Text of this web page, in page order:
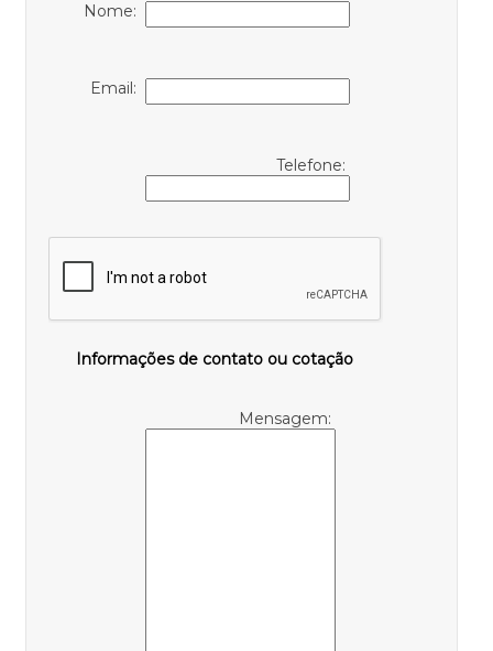
Nome:
Email:
Telefone:
Informações de contato ou cotação
Mensagem: